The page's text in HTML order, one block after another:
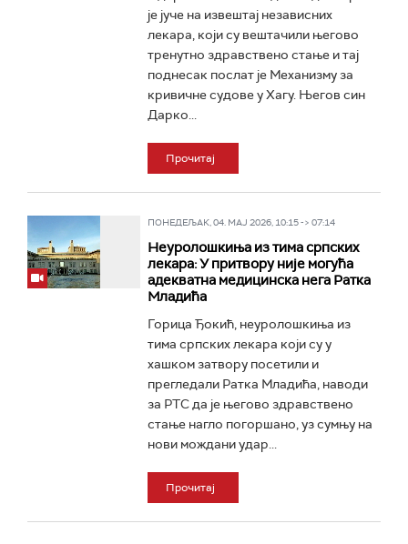
је јуче на извештај независних
лекара, који су вештачили његово
тренутно здравствено стање и тај
поднесак послат је Механизму за
кривичне судове у Хагу. Његов син
Дарко...
Прочитај
ПОНЕДЕЉАК, 04. МАЈ 2026, 10:15 -> 07:14
Неуролошкиња из тима српских
лекара: У притвору није могућа
адекватна медицинска нега Ратка
Младића
Горица Ђокић, неуролошкиња из
тима српских лекара који су у
хашком затвору посетили и
прегледали Ратка Младића, наводи
за РТС да је његово здравствено
стање нагло погоршано, уз сумњу на
нови мождани удар...
Прочитај